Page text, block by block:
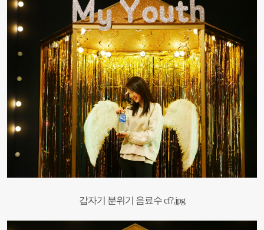
갑자기 분위기 음료수 cf?.jpg